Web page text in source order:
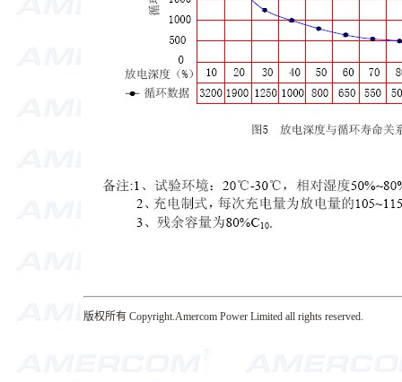
版权所有 Copyright.Amercom Power Limited all rights reserved.